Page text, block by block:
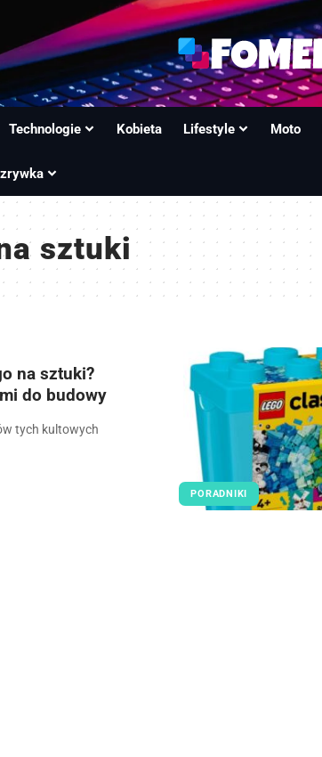
Technologie Kobieta Lifestyle Moto
sztuki
PORADNIKI
na sztuki?
do budowy
tych kultowych